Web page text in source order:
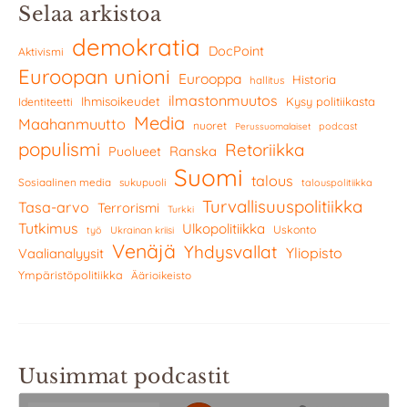
Selaa arkistoa
Aktivismi demokratia DocPoint
Euroopan unioni Eurooppa hallitus Historia
Identiteetti Ihmisoikeudet ilmastonmuutos Kysy politiikasta
Maahanmuutto Media nuoret Perussuomalaiset podcast
populismi Puolueet Ranska Retoriikka
Sosiaalinen media sukupuoli Suomi talous talouspolitiikka
Tasa-arvo Terrorismi Turkki Turvallisuuspolitiikka
Tutkimus työ Ukrainan kriisi Ulkopolitiikka Uskonto
Vaalianalyysit Venäjä Yhdysvallat Yliopisto
Ympäristöpolitiikka Äärioikeisto
Uusimmat podcastit